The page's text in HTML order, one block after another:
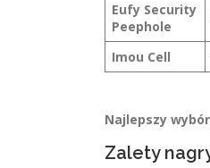
Eufy Security
Peephole
Imou Cell
Najlepszy
Zalety